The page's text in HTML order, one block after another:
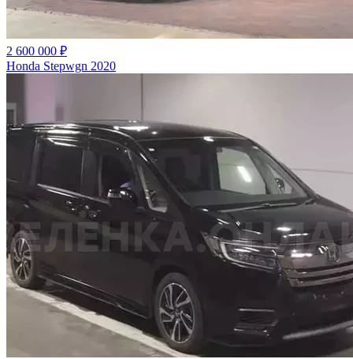
2 600 000 ₽
Honda Stepwgn 2020